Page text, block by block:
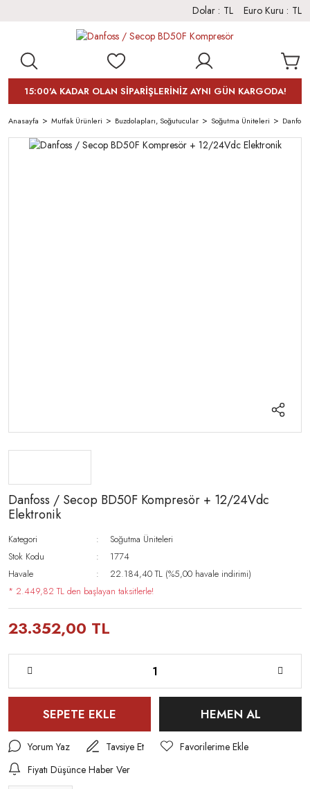
Dolar : TL Euro Kuru : TL
15:00'A KADAR OLAN SİPARİŞLERİNİZ AYNI GÜN KARGODA!
Anasayfa Mutfak Ürünleri Buzdolapları, Soğutucular Soğutma Üniteleri
Danfoss / Secop BD50F Kompresör + 12/24Vdc
Elektronik
Kategori
Soğutma Üniteleri
Stok Kodu
1774
Havale
22.184,40 TL (%5,00 havale indirimi)
* 2.449,82 TL den başlayan taksitlerle!
23.352,00 TL
SEPETE EKLE HEMEN AL
Yorum Yaz
Tavsiye Et
Fiyatı Düşünce Haber Ver